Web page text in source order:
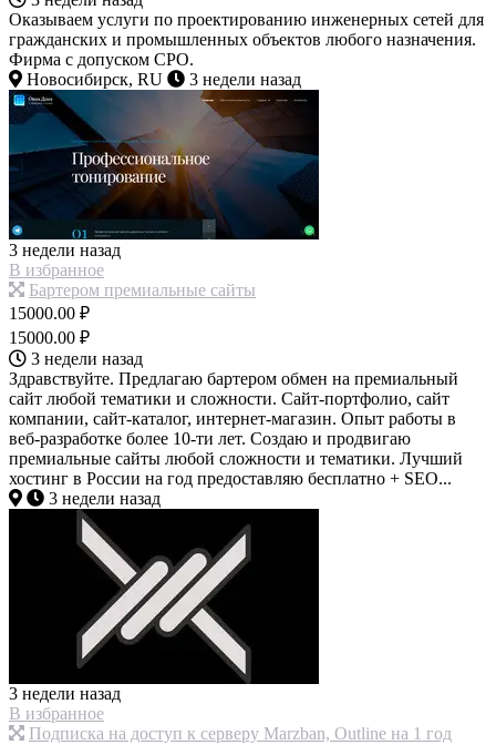
Оказываем услуги по проектированию инженерных сетей для
гражданских и промышленных объектов любого назначения.
Фирма с допуском СРО.
Новосибирск, RU
3 недели назад
3 недели назад
В избранное
Бартером премиальные сайты
15000.00 ₽
15000.00 ₽
3 недели назад
Здравствуйте. Предлагаю бартером обмен на премиальный
сайт любой тематики и сложности. Сайт-портфолио, сайт
компании, сайт-каталог, интернет-магазин. Опыт работы в
веб-разработке более 10-ти лет. Создаю и продвигаю
премиальные сайты любой сложности и тематики. Лучший
хостинг в России на год предоставляю бесплатно + SEO...
3 недели назад
3 недели назад
В избранное
Подписка на доступ к серверу Marzban, Outline на 1 год